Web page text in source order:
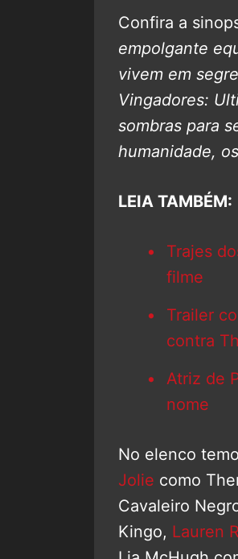
Confira a
empolgante
vivem em
Vingadores:
sombras para
humanidade,
LEIA TAMBÉM:
Trajes
filme
Trailer
contra
Atriz de
nome
No elenco
Jolie como
Cavaleiro
Kingo, Lauren